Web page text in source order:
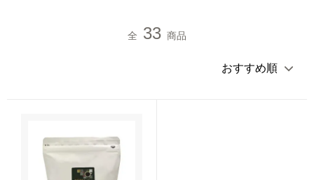
ドリップコーヒー
ムービーコンテンツ
全 33 商品